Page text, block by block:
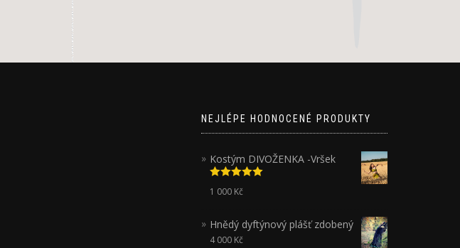
NEJLÉPE HODNOCENÉ PRODUKTY
Kostým DIVOŽENKA -Vršek
Hodnocení
5.00z 5
1 000 Kč
Hnědý dyftýnový plášť zdobený
4 000 Kč